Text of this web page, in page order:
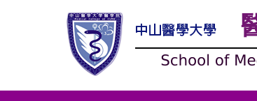
容